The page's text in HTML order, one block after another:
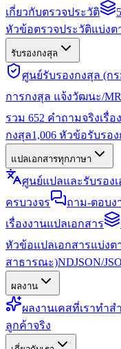
เกี่ยวกับตรวจประวัติ
หัวข้อตรวจประวัติแบ่งต
รับรองกงสุล
ศูนย์รับรองกงสุล (ก
การกงสุล แจ้งวัฒนะ/
รวม 652 คำถามจริงเรื่อ
กงสุล1,006 หัวข้อรับรอ
แปลเอกสารทุกภาษา
ศูนย์แปลและรับรองเ
ครบวงจร
ถาม-ตอบง
เรื่องงานแปลเอกสาร
หัวข้อแปลเอกสารแบ่งต
สาธารณะ)NDJSON/
ผลงาน
ผลงานเคสที่เราทำส
ลูกค้าจริง